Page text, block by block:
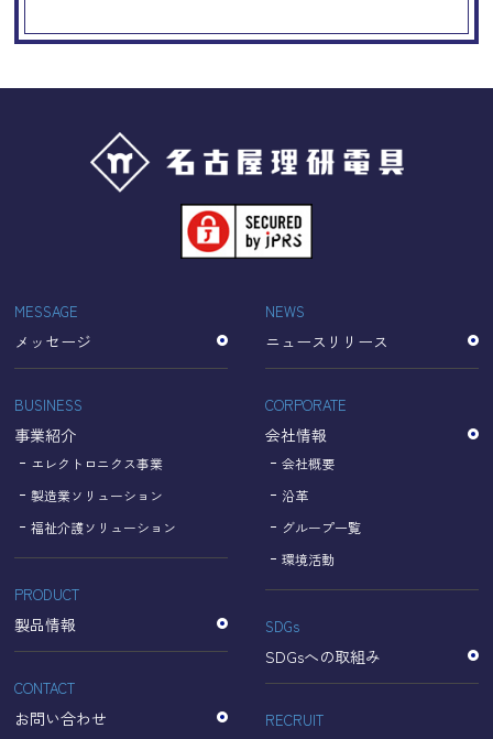
Googleアナリティクスの使用につい
当サイトでは、より良いサービスの提供、またユーザビリ
ティの向上のため、Googleアナリティクスを使用し、当サ
イトの利用状況などのデータ収集及び解析を行っておりま
す。その際、「Cookie」を通じて、Googleがお客様のIPア
ドレスなどの情報を収集する場合がありますが、
「Cookie」で収集される情報は個人を特定できるものでは
収集されたデータはGoogleのプライバシーポリシーにおい
て管理されます。
なお、当サイトのご利用をもって、上述の方法・目的にお
いてGoogle及び当サイトが行うデータ処理に関し、お客様
【Googleのプライバシーポリシー】
https://policies.google.com/privacy?hl=ja
https://policies.google.com/technologies/partner-sites?
hl=ja
個人情報に関するお問い合わせ窓口
名古屋理研電具株式会社
TEL：052-833-1248
MESSAGE
メッセージ
BUSINESS
事業紹介
エレクトロニクス事業
製造業ソリューション
福祉介護ソリューション
PRODUCT
製品情報
CONTACT
お問い合わせ
NEWS
ニュースリリース
CORPORATE
会社情報
会社概要
沿革
グループ一覧
環境活動
SDGs
SDGsへの取組み
RECRUIT